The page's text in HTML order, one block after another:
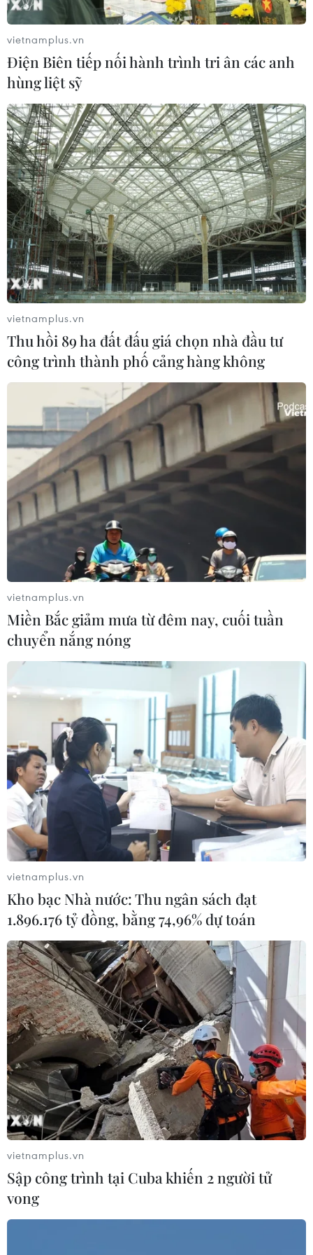
Nhật Bản: Các ông lớn ngành thép chuyển
hướng mạnh sang điện gió ngoài khơi
27/05/2024 01:25
Ước tính cứ 10 triệu kilowatt sẽ tương đương hoạt động
của 600 trụ điện gió và mỗi trụ điện gió cần tới vài
nghìn tấn thép nên nhu cầu sử dụng thép trong lĩnh vực
này được dự báo sẽ tăng mạnh.
vietnamplus.vn
Điện Biên tiếp nối hành trình tri ân các anh
hùng liệt sỹ
vietnamplus.vn
Thu hồi 89 ha đất đấu giá chọn nhà đầu tư
công trình thành phố cảng hàng không
vietnamplus.vn
Miền Bắc giảm mưa từ đêm nay, cuối tuần
chuyển nắng nóng
vietnamplus.vn
Kho bạc Nhà nước: Thu ngân sách đạt
1.896.176 tỷ đồng, bằng 74,96% dự toán
vietnamplus.vn
Sập công trình tại Cuba khiến 2 người tử
vong